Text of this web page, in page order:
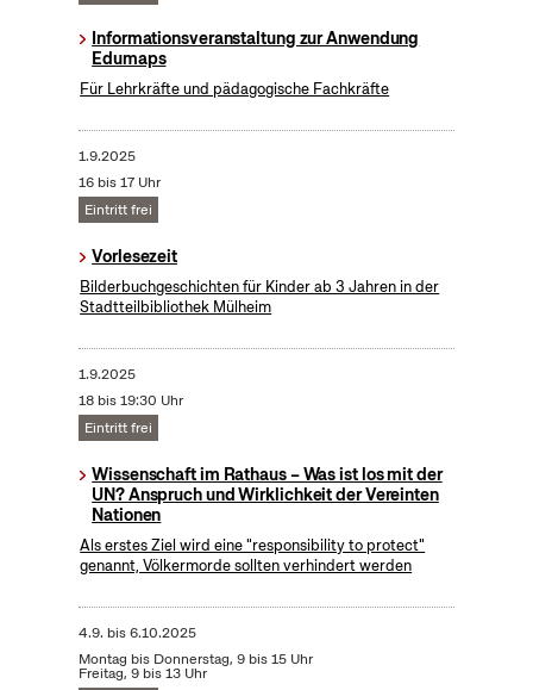
Informationsveranstaltung zur Anwendung
Edumaps
Für Lehrkräfte und pädagogische Fachkräfte
1.9.2025
16 bis 17 Uhr
Eintritt frei
Vorlesezeit
Bilderbuchgeschichten für Kinder ab 3 Jahren in der
Stadtteilbibliothek Mülheim
1.9.2025
18 bis 19:30 Uhr
Eintritt frei
Wissenschaft im Rathaus – Was ist los mit der
UN? Anspruch und Wirklichkeit der Vereinten
Nationen
Als erstes Ziel wird eine "responsibility to protect"
genannt, Völkermorde sollten verhindert werden
4.9. bis6.10.2025
Montag bis Donnerstag, 9 bis 15 Uhr
Freitag, 9 bis 13 Uhr